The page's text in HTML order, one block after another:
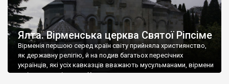
Ялта. Вірменська церква Святої Ріпсіме
Вірменія першою серед країн світу прийняла християнство,
як державну релігію, й на подив багатьох пересічних
українців, які усіх кавказців вважають мусульманами, вірмени
є відданими вірянами Христа